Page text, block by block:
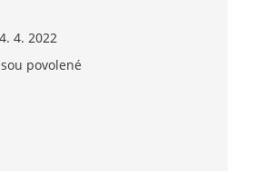
4. 2022
povolené